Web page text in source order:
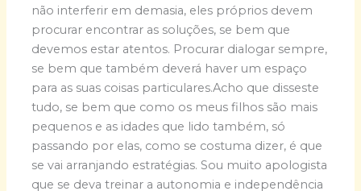
não interferir em demasia, eles próprios devem
procurar encontrar as soluções, se bem que
devemos estar atentos. Procurar dialogar sempre,
se bem que também deverá haver um espaço
para as suas coisas particulares.Acho que disseste
tudo, se bem que como os meus filhos são mais
pequenos e as idades que lido também, só
passando por elas, como se costuma dizer, é que
se vai arranjando estratégias. Sou muito apologista
que se deva treinar a autonomia e independência